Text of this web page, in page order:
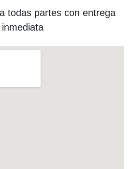
todas partes con entrega
inmediata